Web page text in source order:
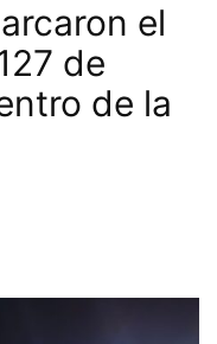
el
de
de la